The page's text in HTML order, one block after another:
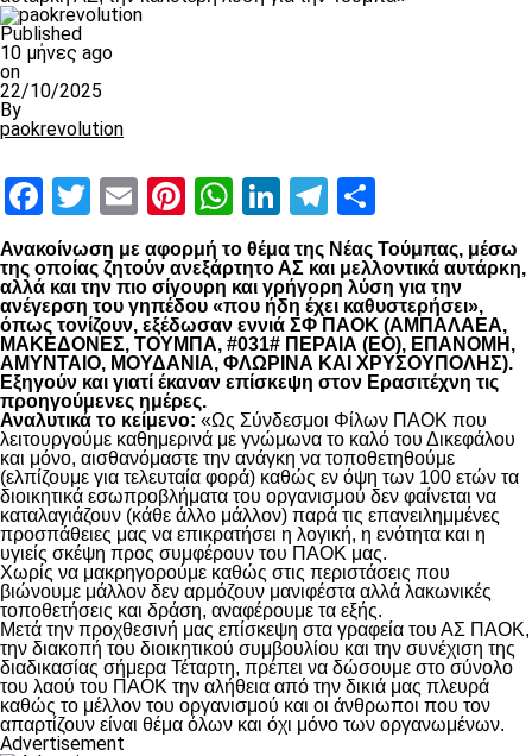
Published
10 μήνες ago
on
22/10/2025
By
paokrevolution
Facebook
Twitter
EmailPinterest
WhatsApp
LinkedIn
Telegram
Ανακοίνωση με αφορμή το θέμα της Νέας Τούμπας, μέσω
της οποίας ζητούν ανεξάρτητο ΑΣ και μελλοντικά αυτάρκη,
αλλά και την πιο σίγουρη και γρήγορη λύση για την
ανέγερση του γηπέδου «που ήδη έχει καθυστερήσει»,
όπως τονίζουν, εξέδωσαν εννιά ΣΦ ΠΑΟΚ (ΑΜΠΑΛΑΕΑ,
ΜΑΚΕΔΟΝΕΣ, ΤΟΥΜΠΑ, #031# ΠΕΡΑΙΑ (ΕΟ), ΕΠΑΝΟΜΗ,
ΑΜΥΝΤΑΙΟ, ΜΟΥΔΑΝΙΑ, ΦΛΩΡΙΝΑ ΚΑΙ ΧΡΥΣΟΥΠΟΛΗΣ).
Εξηγούν και γιατί έκαναν επίσκεψη στον Ερασιτέχνη τις
προηγούμενες ημέρες.
Αναλυτικά το κείμενο: «Ως Σύνδεσμοι Φίλων ΠΑΟΚ που
λειτουργούμε καθημερινά με γνώμωνα το καλό του Δικεφάλου
και μόνο, αισθανόμαστε την ανάγκη να τοποθετηθούμε
(ελπίζουμε για τελευταία φορά) καθώς εν όψη των 100 ετών τα
διοικητικά εσωπροβλήματα του οργανισμού δεν φαίνεται να
καταλαγιάζουν (κάθε άλλο μάλλον) παρά τις επανειλημμένες
προσπάθειες μας να επικρατήσει η λογική, η ενότητα και η
υγιείς σκέψη προς συμφέρουν του ΠΑΟΚ μας.
Χωρίς να μακρηγορούμε καθώς στις περιστάσεις που
βιώνουμε μάλλον δεν αρμόζουν μανιφέστα αλλά λακωνικές
τοποθετήσεις και δράση, αναφέρουμε τα εξής.
Μετά την προχθεσινή μας επίσκεψη στα γραφεία του ΑΣ ΠΑΟΚ,
την διακοπή του διοικητικού συμβουλίου και την συνέχιση της
διαδικασίας σήμερα Τέταρτη, πρέπει να δώσουμε στο σύνολο
του λαού του ΠΑΟΚ την αλήθεια από την δικιά μας πλευρά
καθώς το μέλλον του οργανισμού και οι άνθρωποι που τον
απαρτίζουν είναι θέμα όλων και όχι μόνο των οργανωμένων.
Advertisement